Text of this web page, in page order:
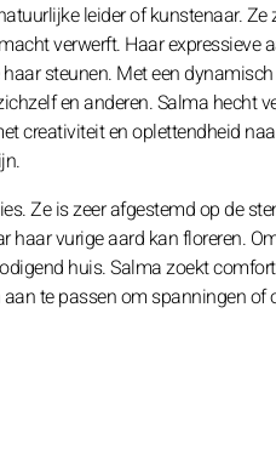
leider of kunstenaar. Ze
verwerft. Haar expressieve
steunen. Met een
en anderen. Salma hecht
creativiteit en oplettendheid
Ze is zeer afgestemd op de
haar vurige aard kan floreren.
huis. Salma zoekt
te passen om spanningen of